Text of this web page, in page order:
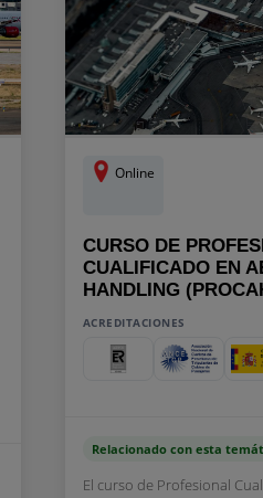
Online
CURSO DE
CUALIFICADO EN
HANDLING
ACREDITACIONES
Relacionado con esta
El curso de Profesional